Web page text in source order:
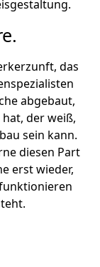
das
abgebaut,
der weiß,
sein kann.
diesen Part
erst wieder,